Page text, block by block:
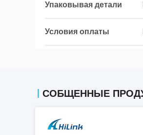
Упаковывая детали
Условия оплаты